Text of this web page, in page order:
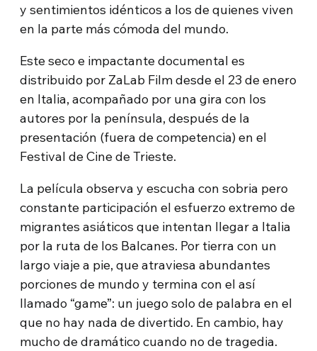
y sentimientos idénticos a los de quienes viven
en la parte más cómoda del mundo.
Este seco e impactante documental es
distribuido por ZaLab Film desde el 23 de enero
en Italia, acompañado por una gira con los
autores por la península, después de la
presentación (fuera de competencia) en el
Festival de Cine de Trieste.
La película observa y escucha con sobria pero
constante participación el esfuerzo extremo de
migrantes asiáticos que intentan llegar a Italia
por la ruta de los Balcanes. Por tierra con un
largo viaje a pie, que atraviesa abundantes
porciones de mundo y termina con el así
llamado “game”: un juego solo de palabra en el
que no hay nada de divertido. En cambio, hay
mucho de dramático cuando no de tragedia.